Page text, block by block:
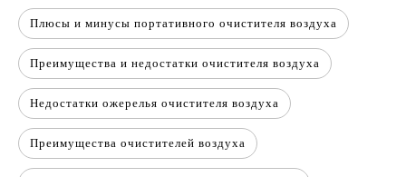
Плюсы и минусы портативного очистителя воздуха
Преимущества и недостатки очистителя воздуха
Недостатки ожерелья очистителя воздуха
Преимущества очистителей воздуха